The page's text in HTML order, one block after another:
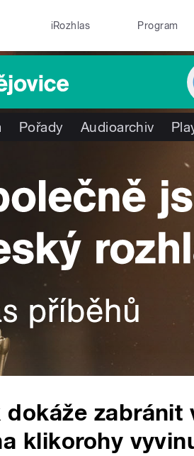
iRozhlas Program
Pořady Audioarchiv
zabránit
klikorohy